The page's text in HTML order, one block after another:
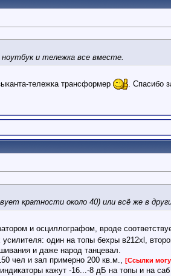
и тележка все вместе.
тележка трансформер . Спасибо
кратности около 40) или всё же в
и осциллографом, вроде
усилителя: один на топы бехры в212xl,
и даже народ танцевал.
чел и зал примерно 200 кв.м., [Ссылки
кажут -16...-8 дБ на топы и на